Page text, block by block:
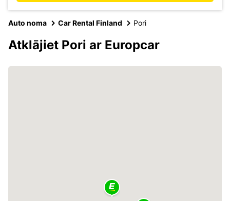
Auto noma Car Rental Finland Pori
Atklājiet Pori ar Europcar